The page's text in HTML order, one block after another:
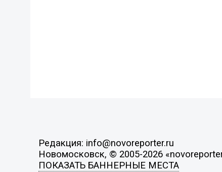
Редакция: info@novoreporter.ru
Новомосковск, © 2005-2026
ПОКАЗАТЬ БАННЕРНЫЕ МЕСТА